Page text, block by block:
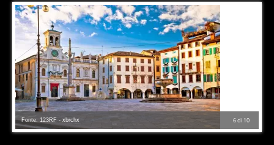
6di 10
Fonte: 123RF - xbrchx